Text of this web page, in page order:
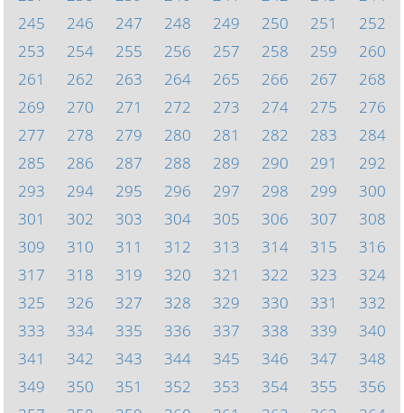
245
246 247 248 249 250 251
252
253
254 255 256 257 258 259
260
261
262 263 264 265 266 267
268
269
270 271 272 273 274 275
276
277
278 279 280 281 282 283
284
285
286 287 288 289 290 291
292
293
294 295 296 297 298 299
300
301
302 303 304 305 306 307
308
309
310 311 312 313 314 315
316
317
318 319 320 321 322 323
324
325
326 327 328 329 330 331
332
333
334 335 336 337 338 339
340
341
342 343 344 345 346 347
348
349
350 351 352 353 354 355
356